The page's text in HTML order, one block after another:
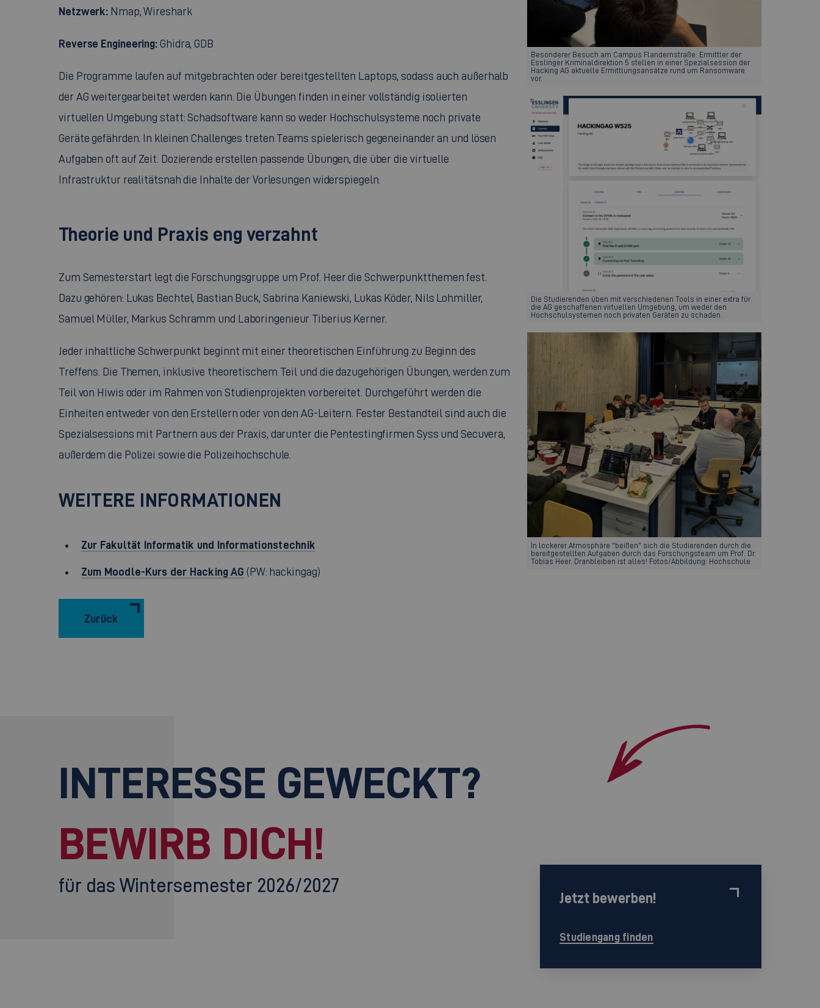
Besonderer Besuch am Campus Flandernstraße: Ermittler der
Esslinger Kriminaldirektion 5 stellen in einer Spezialsession der
Hacking AG aktuelle Ermittlungsansätze rund um Ransomware
vor.
Die Studierenden üben mit verschiedenen Tools in einer extra für
die AG geschaffenen virtuellen Umgebung, um weder den
Hochschulsystemen noch privaten Geräten zu schaden.
In lockerer Atmosphäre "beißen" sich die Studierenden durch die
bereitgestellten Aufgaben durch das Forschungsteam um Prof. Dr.
Tobias Heer. Dranbleiben ist alles! Fotos/Abbildung: Hochschule
Netzwerk: Nmap, Wireshark
Reverse Engineering: Ghidra, GDB
Die Programme laufen auf mitgebrachten oder bereitgestellten Laptops, sodass auch außerhalb
der AG weitergearbeitet werden kann. Die Übungen finden in einer vollständig isolierten
virtuellen Umgebung statt: Schadsoftware kann so weder Hochschulsysteme noch private
Geräte gefährden. In kleinen Challenges treten Teams spielerisch gegeneinander an und lösen
Aufgaben oft auf Zeit. Dozierende erstellen passende Übungen, die über die virtuelle
Infrastruktur realitätsnah die Inhalte der Vorlesungen widerspiegeln.
Theorie und Praxis eng verzahnt
Zum Semesterstart legt die Forschungsgruppe um Prof. Heer die Schwerpunktthemen fest.
Dazu gehören: Lukas Bechtel, Bastian Buck, Sabrina Kaniewski, Lukas Köder, Nils Lohmiller,
Samuel Müller, Markus Schramm und Laboringenieur Tiberius Kerner.
Jeder inhaltliche Schwerpunkt beginnt mit einer theoretischen Einführung zu Beginn des
Treffens. Die Themen, inklusive theoretischem Teil und die dazugehörigen Übungen, werden zum
Teil von Hiwis oder im Rahmen von Studienprojekten vorbereitet. Durchgeführt werden die
Einheiten entweder von den Erstellern oder von den AG-Leitern. Fester Bestandteil sind auch die
Spezialsessions mit Partnern aus der Praxis, darunter die Pentestingfirmen Syss und Secuvera,
außerdem die Polizei sowie die Polizeihochschule.
WEITERE INFORMATIONEN
Zur Fakultät Informatik und Informationstechnik
Zum Moodle-Kurs der Hacking AG (PW: hackingag)
Zurück
INTERESSE GEWECKT?
BEWIRB DICH!
für das Wintersemester 2026/2027
Jetzt bewerben!
Studiengang finden